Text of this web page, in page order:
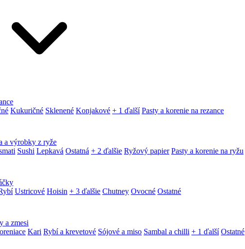
Kukuričné Sklenené Konjakové + 1 ďalší Pasty a korenie na rezance
a výrobky z ryže
Sushi Lepkavá Ostatná + 2 ďalšie Ryžový papier Pasty a korenie na ryžu
Ustricové Hoisin + 3 ďalšie Chutney Ovocné Ostatné
a zmesi
Kari Rybí a krevetové Sójové a miso Sambal a chilli + 1 ďalší Ostatné